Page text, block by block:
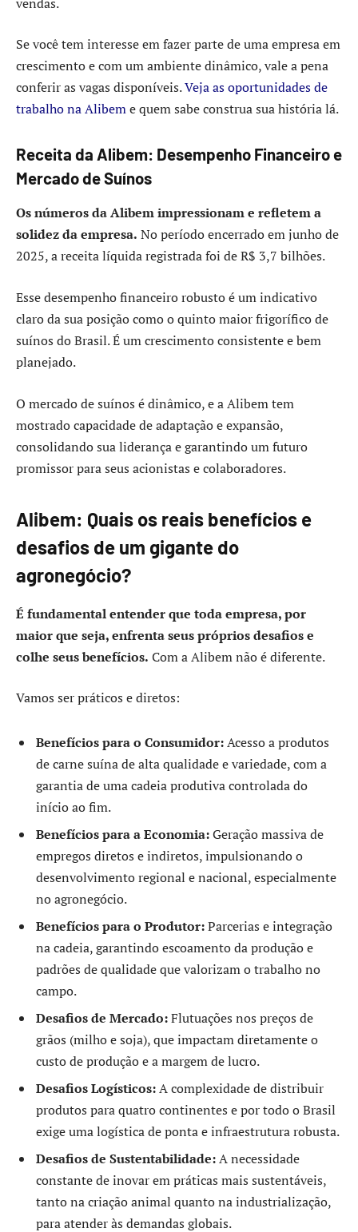
Se você tem interesse em fazer parte de uma empresa em
crescimento e com um ambiente dinâmico, vale a pena
conferir as vagas disponíveis.Veja as oportunidades de
trabalho na Alibeme quem sabe construa sua história lá.
Receita da Alibem: Desempenho Financeiro e
Mercado de Suínos
Os números da Alibem impressionam e refletem a
solidez da empresa. No período encerrado em junho de
2025, a receita líquida registrada foi de R$ 3,7 bilhões.
Esse desempenho financeiro robusto é um indicativo
claro da sua posição como o quinto maior frigorífico de
suínos do Brasil. É um crescimento consistente e bem
planejado.
O mercado de suínos é dinâmico, e a Alibem tem
mostrado capacidade de adaptação e expansão,
consolidando sua liderança e garantindo um futuro
promissor para seus acionistas e colaboradores.
Alibem: Quais os reais benefícios e
desafios de um gigante do
agronegócio?
É fundamental entender que toda empresa, por
maior que seja, enfrenta seus próprios desafios e
colhe seus benefícios. Com a Alibem não é diferente.
Vamos ser práticos e diretos:
Benefícios para o Consumidor:Acesso a produtos
de carne suína de alta qualidade e variedade, com a
garantia de uma cadeia produtiva controlada do
início ao fim.
Benefícios para a Economia:Geração massiva de
empregos diretos e indiretos, impulsionando o
desenvolvimento regional e nacional, especialmente
no agronegócio.
Benefícios para o Produtor:Parcerias e integração
na cadeia, garantindo escoamento da produção e
padrões de qualidade que valorizam o trabalho no
campo.
Desafios de Mercado:Flutuações nos preços de
grãos (milho e soja), que impactam diretamente o
custo de produção e a margem de lucro.
Desafios Logísticos:A complexidade de distribuir
produtos para quatro continentes e por todo o Brasil
exige uma logística de ponta e infraestrutura robusta.
Desafios de Sustentabilidade:A necessidade
constante de inovar em práticas mais sustentáveis,
tanto na criação animal quanto na industrialização,
para atender às demandas globais.